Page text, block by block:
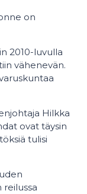
on
2010-luvulla
vähenevän.
Hilkka
ovat täysin
tulisi